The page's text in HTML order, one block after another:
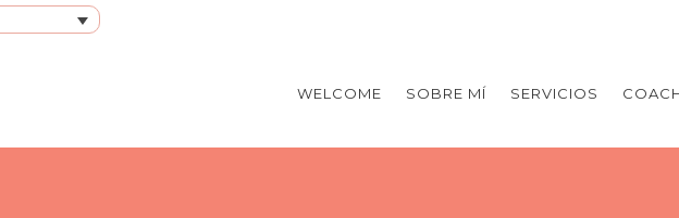
WELCOME SOBRE MÍ SERVICIOS